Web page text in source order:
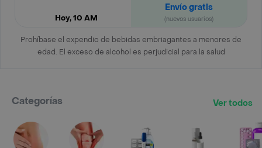
Hoy, 10 AM
Envío gratis
(nuevos usuarios)
Prohíbase el expendio de bebidas embriagantes a menores de
edad. El exceso de alcohol es perjudicial para la salud
Categorías Ver todos